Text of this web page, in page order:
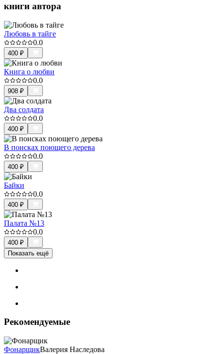
книги автора
Любовь в тайге
0.0
400 ₽
Книга о любви
0.0
908 ₽
Два солдата
0.0
400 ₽
В поисках поющего дерева
0.0
400 ₽
Байки
0.0
400 ₽
Палата №13
0.0
400 ₽
Показать ещё
Рекомендуемые
ФонарщикВалерия Наследова